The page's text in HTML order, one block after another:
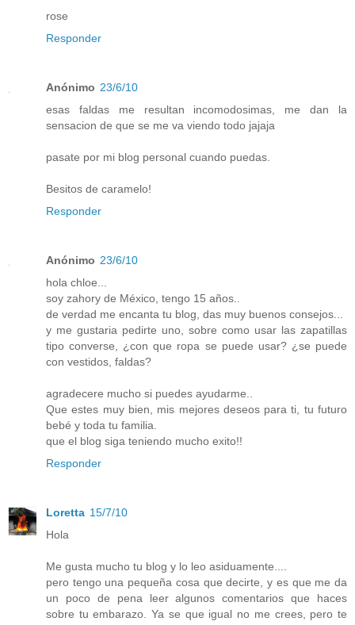
rose
Responder
Anónimo 23/6/10
esas faldas me resultan incomodosimas, me dan la
sensacion de que se me va viendo todo jajaja
pasate por mi blog personal cuando puedas.
Besitos de caramelo!
Responder
Anónimo 23/6/10
hola chloe...
soy zahory de México, tengo 15 años..
de verdad me encanta tu blog, das muy buenos consejos...
y me gustaria pedirte uno, sobre como usar las zapatillas
tipo converse, ¿con que ropa se puede usar? ¿se puede
con vestidos, faldas?
agradecere mucho si puedes ayudarme..
Que estes muy bien, mis mejores deseos para ti, tu futuro
bebé y toda tu familia.
que el blog siga teniendo mucho exito!!
Responder
Loretta 15/7/10
Hola
Me gusta mucho tu blog y lo leo asiduamente....
pero tengo una pequeña cosa que decirte, y es que me da
un poco de pena leer algunos comentarios que haces
sobre tu embarazo. Ya se que igual no me crees, pero te